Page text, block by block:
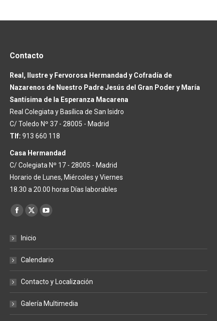
Contacto
Real, Ilustre y Fervorosa Hermandad y Cofradía de
Nazarenos de Nuestro Padre Jesús del Gran Poder y María
Santísima de la Esperanza Macarena
Real Colegiata y Basílica de San Isidro
C/ Toledo Nº 37 - 28005 - Madrid
Tlf: 913 660 118
Casa Hermandad
C/ Colegiata Nº 17 - 28005 - Madrid
Horario de Lunes, Miércoles y Viernes
18.30 a 20.00 horas Días laborables
Encuéntranos en:
Facebook
opens
window
X
opens
window
YouTube
window
Inicio
Calendario
Contacto y Localización
Galería Multimedia